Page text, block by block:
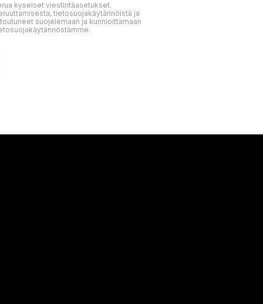
kyseiset viestintäasetukset.
tietosuojakäytännöistä ja
suojelemaan ja kunnioittamaan